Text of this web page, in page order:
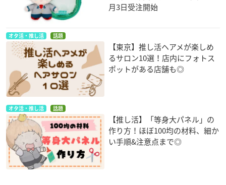
月3日受注開始
オタ活・推し活 話題
【東京】推し活ヘアメが楽しめ
るサロン10選！店内にフォトス
ポットがある店舗も◎
オタ活・推し活 話題
【推し活】「等身大パネル」の
作り方！ほぼ100均の材料、細か
い手順&注意点まで◎